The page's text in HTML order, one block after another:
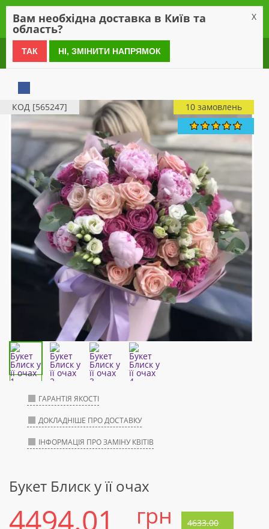
0 800 21 54 55
КОД [565247] 10 замовлень
ГАРАНТІЯ ЯКОСТІ
ДОКЛАДНІШЕ ПРО ДОСТАВКУ
ІНФОРМАЦІЯ ПРО ЗАМІНУ КВІТІВ
Букет Блиск у її очах
4494.01 грн 4633.00
Вам необхідна доставка в Київ та
область?
X
ТАК НІ, ЗМІНИТИ НАПРЯМОК